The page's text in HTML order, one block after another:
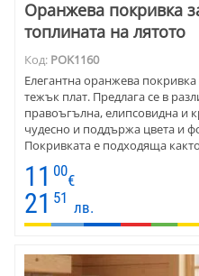
Оранжева покривка
топлината на лятото
Код: POK1160
Елегантна оранжева
тежък плат. Предлага се в
правоъгълна, елипсовидна и
чудесно и поддържа цвета и
Покривката е подходяща
Комбинирайте с тишлайфери,
11 00
€
21 51
лв.